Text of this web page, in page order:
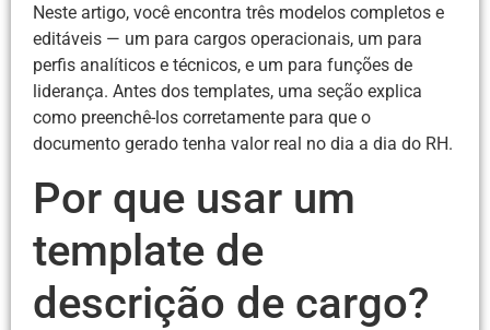
Neste artigo, você encontra três modelos completos e
editáveis — um para cargos operacionais, um para
perfis analíticos e técnicos, e um para funções de
liderança. Antes dos templates, uma seção explica
como preenchê-los corretamente para que o
documento gerado tenha valor real no dia a dia do RH.
Por que usar um
template de
descrição de cargo?